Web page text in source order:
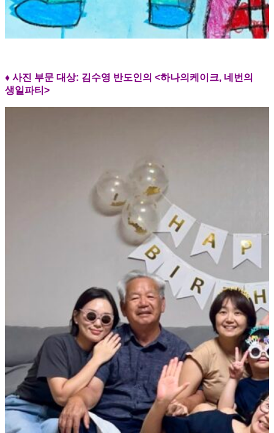
♦ 사진 부문 대상: 김수영 반도인의 <하나의케이크, 네번의
생일파티>